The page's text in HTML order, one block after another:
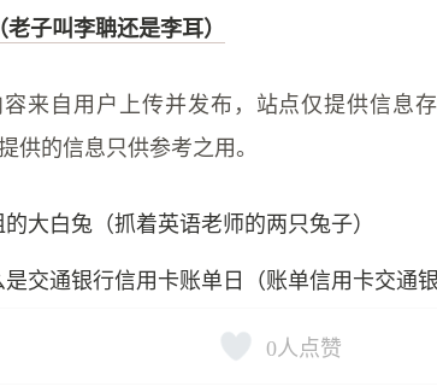
子叫李聃还是李耳）
容来自用户上传并发布，站点仅提供信息
供的信息只供参考之用。
的大白兔（抓着英语老师的两只兔子）
是交通银行信用卡账单日（账单信用卡交通银
0人点赞